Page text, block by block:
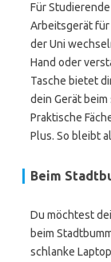
Für
Arbeitsgerät für
der Uni
Hand oder
Tasche bietet
dein Gerät
Praktische
Plus. So bleibt
Beim
Du möchtest
beim
schlanke